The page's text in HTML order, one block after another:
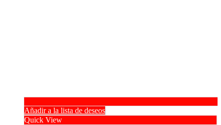
Añadir a la lista de deseos
Quick View